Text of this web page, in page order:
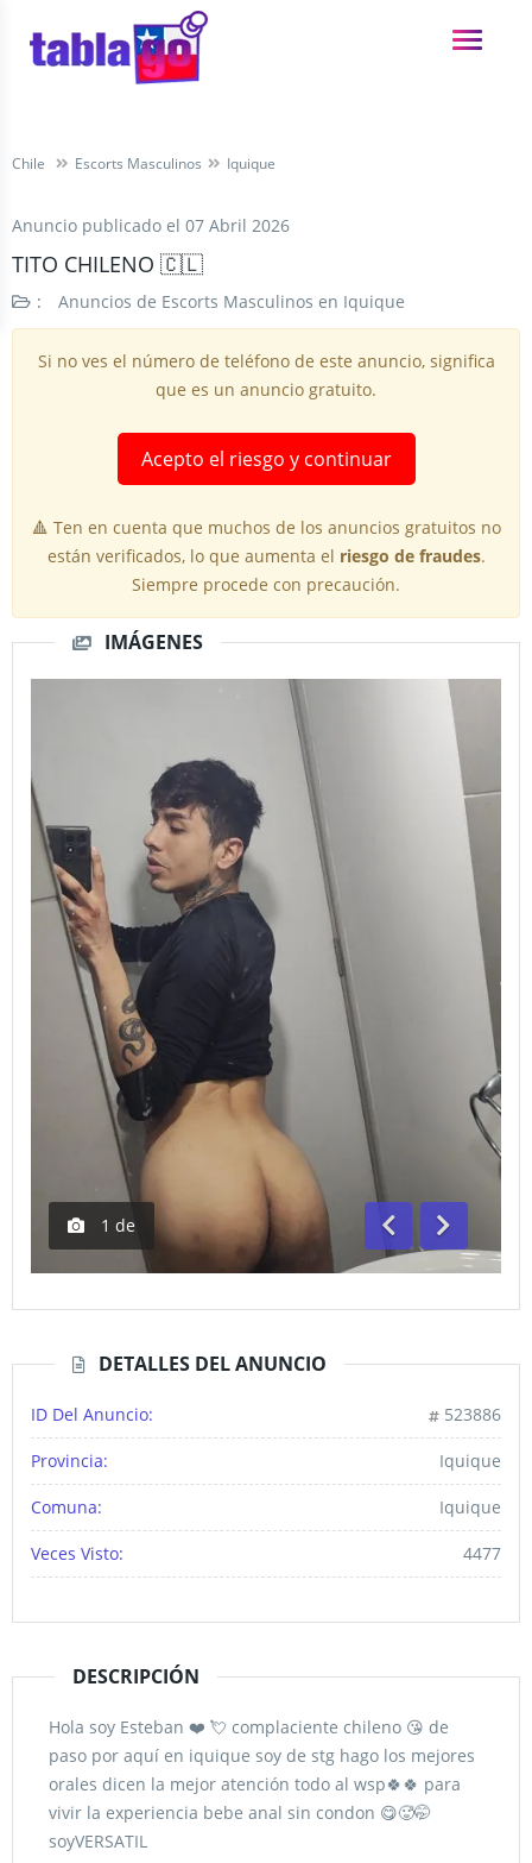
Chile Escorts Masculinos Iquique
Anuncio publicado el 07 Abril 2026
TITO CHILENO 🇨🇱
: Anuncios de Escorts Masculinos en Iquique
Si no ves el número de teléfono de este anuncio, significa
que es un anuncio gratuito.
Acepto el riesgo y continuar
🔺 Ten en cuenta que muchos de los anuncios gratuitos no
están verificados, lo que aumenta el riesgo de fraudes.
Siempre procede con precaución.
IMÁGENES
1 de
AnteriorSiguiente
DETALLES DEL ANUNCIO
ID Del Anuncio: 523886
Provincia: Iquique
Comuna: Iquique
Veces Visto: 4477
DESCRIPCIÓN
Hola soy Esteban ❤️ 💘 complaciente chileno 😘 de
paso por aquí en iquique soy de stg hago los mejores
orales dicen la mejor atención todo al wsp🍀🍀 para
vivir la experiencia bebe anal sin condon 😋🥵🤭
soyVERSATIL